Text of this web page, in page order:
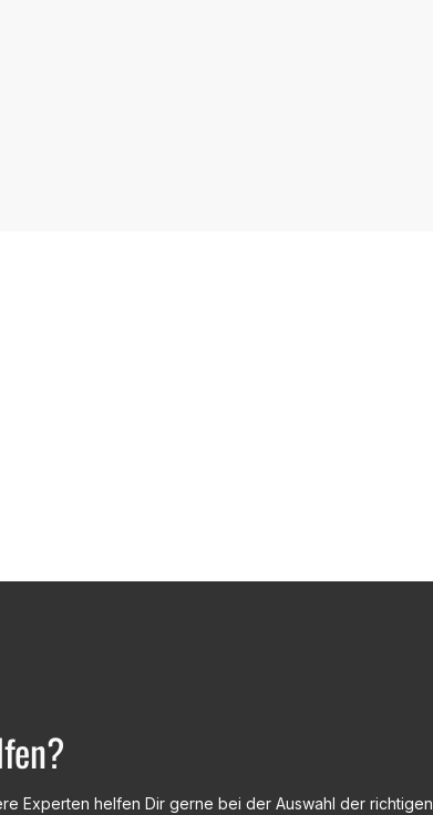
Experten helfen Dir gerne bei der Auswahl der richtigen